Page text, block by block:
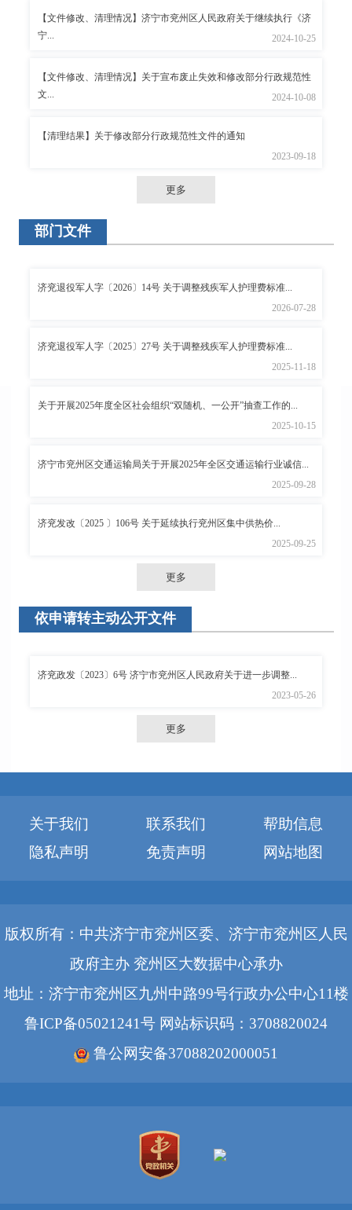
【文件修改、清理情况】济宁市兖州区人民政府关于继续执行《济
宁...
2024-10-25
【文件修改、清理情况】关于宣布废止失效和修改部分行政规范性
文...
2024-10-08
【清理结果】关于修改部分行政规范性文件的通知
2023-09-18
更多
部门文件
济兖退役军人字〔2026〕14号 关于调整残疾军人护理费标准...
2026-07-28
济兖退役军人字〔2025〕27号 关于调整残疾军人护理费标准...
2025-11-18
关于开展2025年度全区社会组织“双随机、一公开”抽查工作的...
2025-10-15
济宁市兖州区交通运输局关于开展2025年全区交通运输行业诚信...
2025-09-28
济兖发改〔2025 〕106号 关于延续执行兖州区集中供热价...
2025-09-25
更多
依申请转主动公开文件
济兖政发〔2023〕6号 济宁市兖州区人民政府关于进一步调整...
2023-05-26
更多
关于我们 联系我们
帮助信息
隐私声明
免责声明 网站地图
版权所有：中共济宁市兖州区委、济宁市兖州区人民
政府主办 兖州区大数据中心承办
地址：济宁市兖州区九州中路99号行政办公中心11楼
鲁ICP备05021241号 网站标识码：3708820024
鲁公网安备37088202000051